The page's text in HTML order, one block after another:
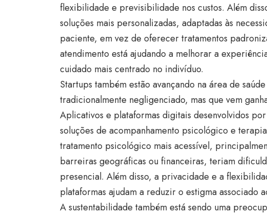
flexibilidade e previsibilidade nos custos. Além
soluções mais personalizadas, adaptadas às
paciente, em vez de oferecer tratamentos
atendimento está ajudando a melhorar a
cuidado mais centrado no indivíduo.
Startups também estão avançando na área de
tradicionalmente negligenciado, mas que vem
Aplicativos e plataformas digitais desenvolvidos
soluções de acompanhamento psicológico e
tratamento psicológico mais acessível,
barreiras geográficas ou financeiras, teriam
presencial. Além disso, a privacidade e a
plataformas ajudam a reduzir o estigma associado
A sustentabilidade também está sendo uma